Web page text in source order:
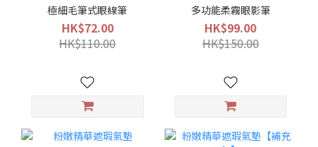
極細毛筆式眼線筆
HK$72.00
HK$110.00
多功能柔霧眼影筆
HK$99.00
HK$150.00